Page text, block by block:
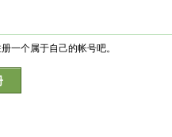
一个属于自己的帐号吧。